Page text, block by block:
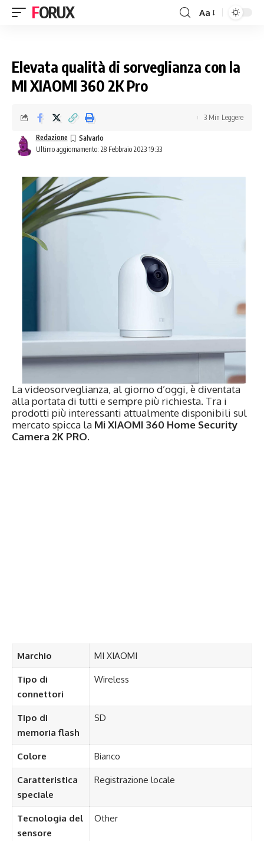
FORUX Aa
Elevata qualità di sorveglianza con la
MI XIAOMI 360 2K Pro
Ultimo aggiornamento: 28 Febbraio 2023 19:33
Redazione
3 Min Leggere
La videosorveglianza, al giorno d’oggi, è diventata
alla portata di tutti e sempre più richiesta. Tra i
prodotti più interessanti attualmente disponibili sul
mercato spicca la MiXIAOMI 360 Home Security
Camera 2K PRO.
Marchio MI XIAOMI
Tipo di
connettori
Wireless
Tipo di
memoria flash
SD
Colore Bianco
Caratteristica
speciale
Registrazione locale
Tecnologia del
sensore
Other